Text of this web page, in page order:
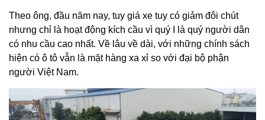
Theo ông, đầu năm nay, tuy giá xe tuy có giảm đôi chút
nhưng chỉ là hoạt động kích cầu vì quý I là quý người dân
có nhu cầu cao nhất. Về lâu về dài, với những chính sách
hiện có ô tô vẫn là mặt hàng xa xỉ so với đại bộ phận
người Việt Nam.